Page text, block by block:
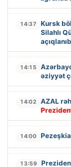
14:37
Kursk
Silahlı
açıqlanıb
14:15
əziyyət
14:02 AZAL
14:00
13:59